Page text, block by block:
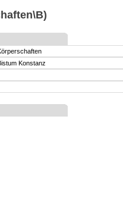
Konstanz